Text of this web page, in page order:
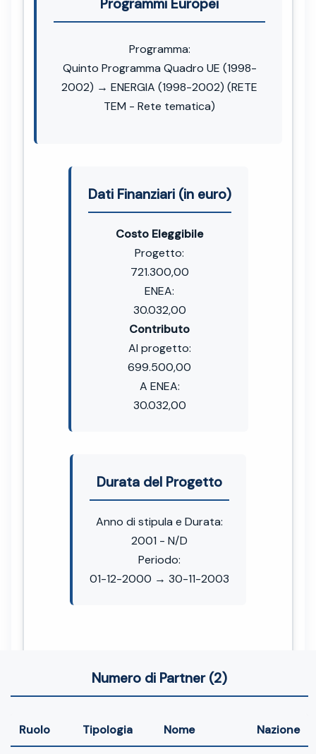
Programmi Europei
Programma:
Quinto Programma Quadro UE (1998-
2002) → ENERGIA (1998-2002) (RETE
TEM - Rete tematica)
Dati Finanziari (in euro)
Costo Eleggibile
Progetto:
721.300,00
ENEA:
30.032,00
Contributo
Al progetto:
699.500,00
A ENEA:
30.032,00
Durata del Progetto
Anno di stipula e Durata:
2001 - N/D
Periodo:
01-12-2000 → 30-11-2003
Numero di Partner (2)
Ruolo Tipologia Nome Nazione